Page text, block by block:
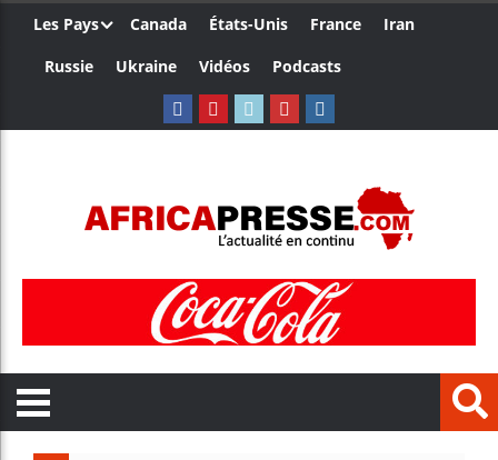
Les Pays Canada États-Unis France
Iran
Russie
Ukraine Vidéos Podcasts